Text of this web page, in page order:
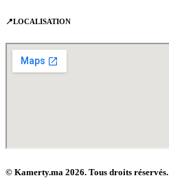
📍LOCALISATION
© Kamerty.ma 2026. Tous droits réservés.